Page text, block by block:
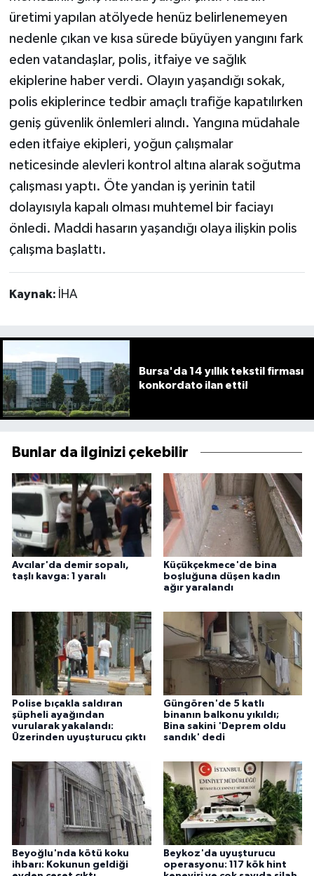
üretimi yapılan atölyede henüz belirlenemeyen
nedenle çıkan ve kısa sürede büyüyen yangını fark
eden vatandaşlar, polis, itfaiye ve sağlık
ekiplerine haber verdi. Olayın yaşandığı sokak,
polis ekiplerince tedbir amaçlı trafiğe kapatılırken
geniş güvenlik önlemleri alındı. Yangına müdahale
eden itfaiye ekipleri, yoğun çalışmalar
neticesinde alevleri kontrol altına alarak soğutma
çalışması yaptı. Öte yandan iş yerinin tatil
dolayısıyla kapalı olması muhtemel bir faciayı
önledi. Maddi hasarın yaşandığı olaya ilişkin polis
çalışma başlattı.
Kaynak: İHA
Bursa'da 14 yıllık tekstil firması
konkordato ilan etti!
Bunlar da ilginizi çekebilir
Avcılar'da demir sopalı,
taşlı kavga: 1 yaralı
Küçükçekmece'de bina
boşluğuna düşen kadın
ağır yaralandı
Polise bıçakla saldıran
şüpheli ayağından
vurularak yakalandı:
Üzerinden uyuşturucu çıktı
Güngören'de 5 katlı
binanın balkonu yıkıldı;
Bina sakini 'Deprem oldu
sandık' dedi
Beyoğlu'nda kötü koku
ihbarı: Kokunun geldiği
Beykoz'da uyuşturucu
operasyonu: 117 kök hint